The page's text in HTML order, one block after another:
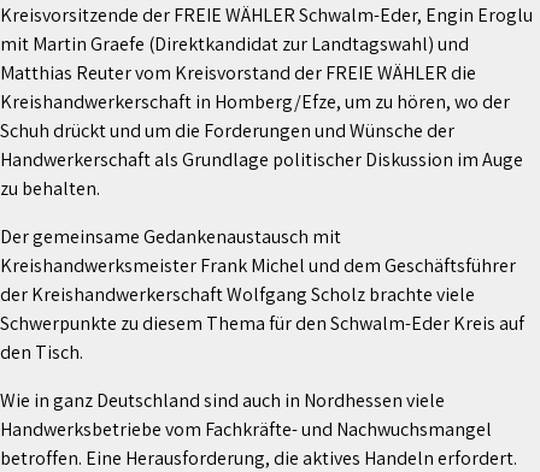
Kreisvorsitzende der FREIE WÄHLER Schwalm-Eder, Engin Eroglu
mit Martin Graefe (Direktkandidat zur Landtagswahl) und
Matthias Reuter vom Kreisvorstand der FREIE WÄHLER die
Kreishandwerkerschaft in Homberg/Efze, um zu hören, wo der
Schuh drückt und um die Forderungen und Wünsche der
Handwerkerschaft als Grundlage politischer Diskussion im Auge
zu behalten.
Der gemeinsame Gedankenaustausch mit
Kreishandwerksmeister Frank Michel und dem Geschäftsführer
der Kreishandwerkerschaft Wolfgang Scholz brachte viele
Schwerpunkte zu diesem Thema für den Schwalm-Eder Kreis auf
den Tisch.
Wie in ganz Deutschland sind auch in Nordhessen viele
Handwerksbetriebe vom Fachkräfte- und Nachwuchsmangel
betroffen. Eine Herausforderung, die aktives Handeln erfordert.